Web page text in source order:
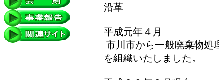
沿革
平成元年４月
市川市から一般廃棄物処
を組織いたしました。